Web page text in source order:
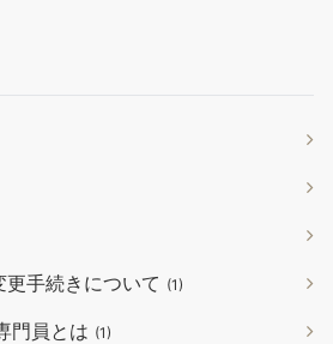
手続きについて (1)
門員とは (1)